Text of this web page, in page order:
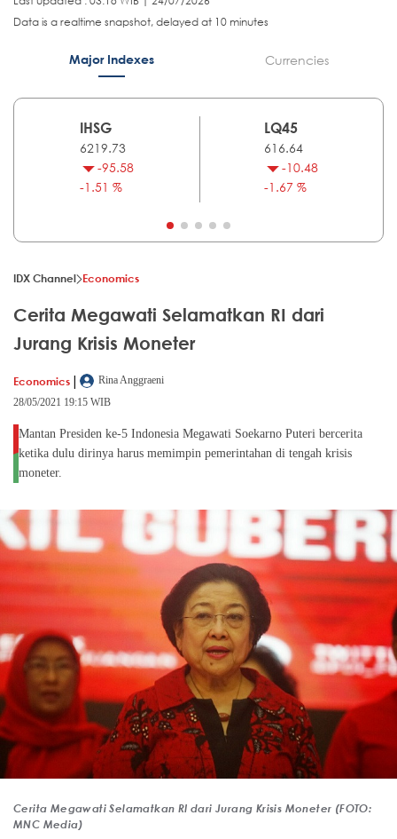
Data is a realtime snapshot, delayed at 10 minutes
Major Indexes Currencies
IHSG
6219.73
-95.58
-1.51 %
LQ45
616.64
-10.48
-1.67 %
IDX Channel Economics
Cerita Megawati Selamatkan RI dari
Jurang Krisis Moneter
Economics |
Rina Anggraeni
28/05/2021 19:15 WIB
Mantan Presiden ke-5 Indonesia Megawati Soekarno Puteri bercerita
ketika dulu dirinya harus memimpin pemerintahan di tengah krisis
moneter.
Cerita Megawati Selamatkan RI dari Jurang Krisis Moneter (FOTO:
MNC Media)